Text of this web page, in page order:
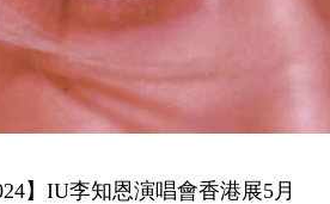
】IU李知恩演唱會香港展5月